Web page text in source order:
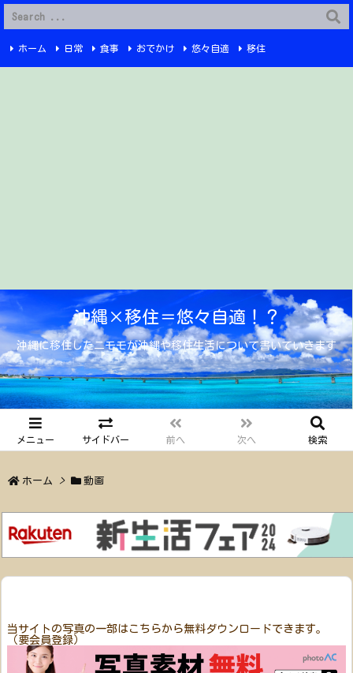
G-6Q4XPRWKWX
沖縄×移住＝悠々自適！？
沖縄に移住したニモモが沖縄や移住生活について書いていきます
メニュー サイドバー 前へ 次へ 検索
ホーム 日常 食事 おでかけ 悠々自適 移住
ホーム > 動画
当サイトの写真の一部はこちらから無料ダウンロードできます。
（要会員登録）